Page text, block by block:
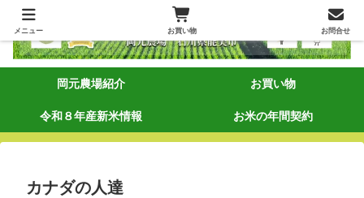
岡元農場紹介 お買い物
令和８年産新米情報 お米の年間契約
カナダの人達
メニュー お買い物 お問合せ